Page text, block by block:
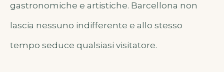
gastronomiche e artistiche. Barcellona non
lascia nessuno indifferente e allo stesso
tempo seduce qualsiasi visitatore.